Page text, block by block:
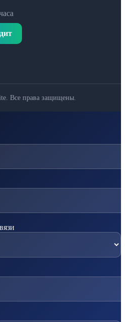
Все права защищены.